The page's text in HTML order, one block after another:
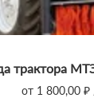
трактора
от 1 800,00 ₽